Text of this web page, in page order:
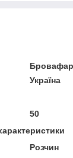
Україна
50
Розчин